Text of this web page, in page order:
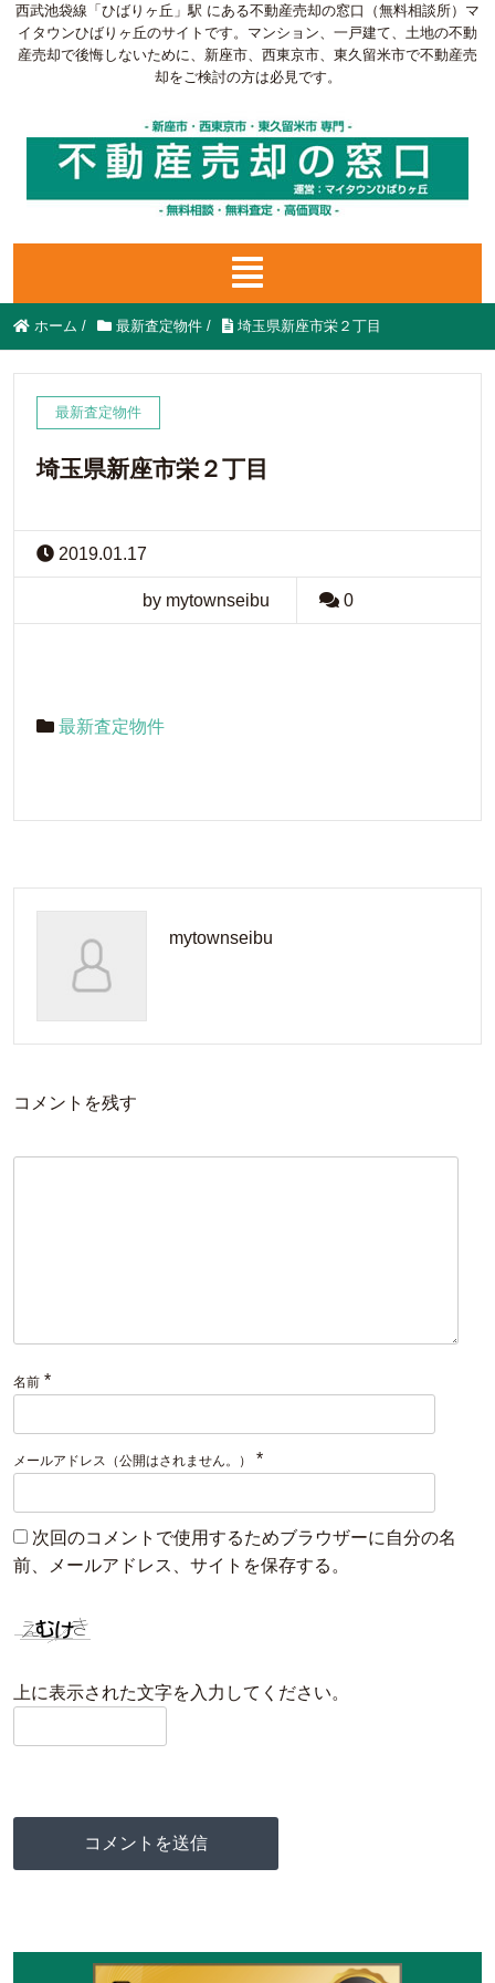
西武池袋線「ひばりヶ丘」駅 にある不動産売却の窓口（無料相談所）マ
イタウンひばりヶ丘のサイトです。マンション、一戸建て、土地の不動
産売却で後悔しないために、新座市、西東京市、東久留米市で不動産売
却をご検討の方は必見です。
ホーム / 最新査定物件 / 埼玉県新座市栄２丁目
最新査定物件
埼玉県新座市栄２丁目
2019.01.17
by mytownseibu 0
最新査定物件
mytownseibu
コメントを残す
名前 *
メールアドレス（公開はされません。） *
次回のコメントで使用するためブラウザーに自分の名
前、メールアドレス、サイトを保存する。
上に表示された文字を入力してください。